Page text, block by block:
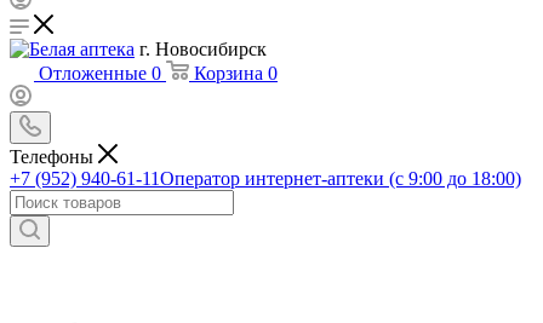
г. Новосибирск
Отложенные 0 Корзина 0
Телефоны
+7 (952) 940-61-11Оператор интернет-аптеки (с 9:00 до 18:00)